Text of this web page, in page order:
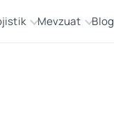
Mevzuat Blog